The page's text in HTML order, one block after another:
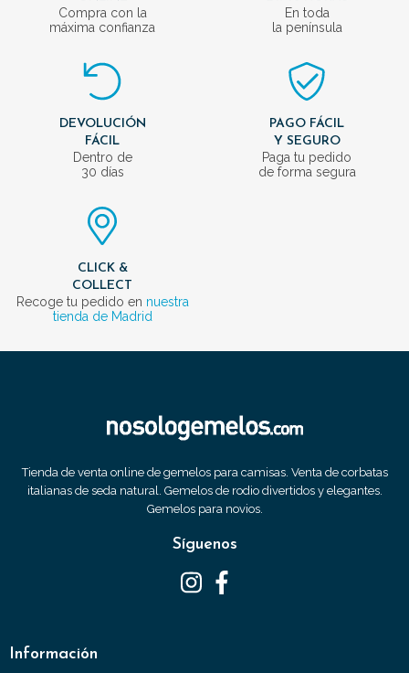
Compra con la
máxima confianza
En toda
la península
DEVOLUCIÓN
FÁCIL
Dentro de
30 días
PAGO FÁCIL
Y SEGURO
Paga tu pedido
de forma segura
CLICK &
COLLECT
Recoge tu pedido en nuestra
tienda de Madrid
Tienda de venta online de gemelos para camisas. Venta de corbatas
italianas de seda natural. Gemelos de rodio divertidos y elegantes.
Gemelos para novios.
Síguenos
Información